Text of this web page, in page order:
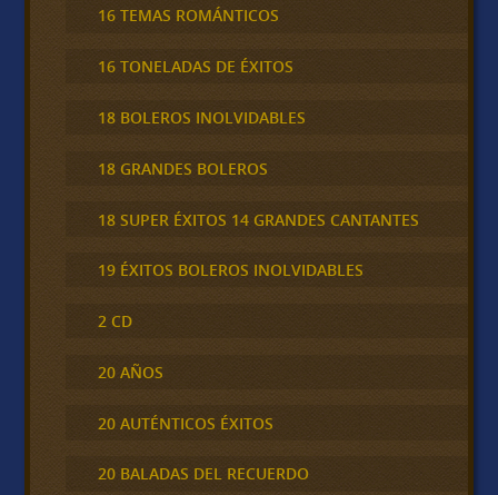
16 TEMAS ROMÁNTICOS
16 TONELADAS DE ÉXITOS
18 BOLEROS INOLVIDABLES
18 GRANDES BOLEROS
18 SUPER ÉXITOS 14 GRANDES CANTANTES
19 ÉXITOS BOLEROS INOLVIDABLES
2 CD
20 AÑOS
20 AUTÉNTICOS ÉXITOS
20 BALADAS DEL RECUERDO